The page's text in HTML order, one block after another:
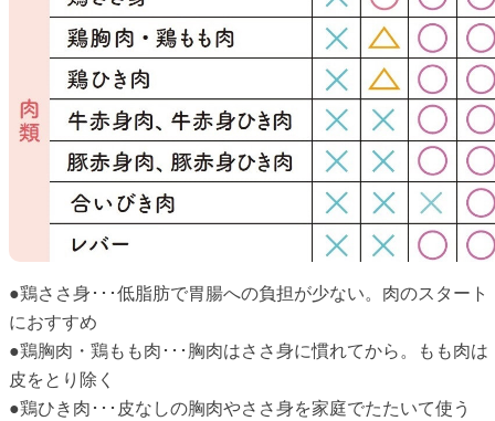
●鶏ささ身･･･低脂肪で胃腸への負担が少ない。肉のスタート
におすすめ
●鶏胸肉・鶏もも肉･･･胸肉はささ身に慣れてから。もも肉は
皮をとり除く
●鶏ひき肉･･･皮なしの胸肉やささ身を家庭でたたいて使う